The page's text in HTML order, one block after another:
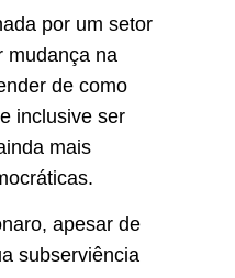
por um setor
mudança na
de como
inclusive ser
mais
apesar de
subserviência